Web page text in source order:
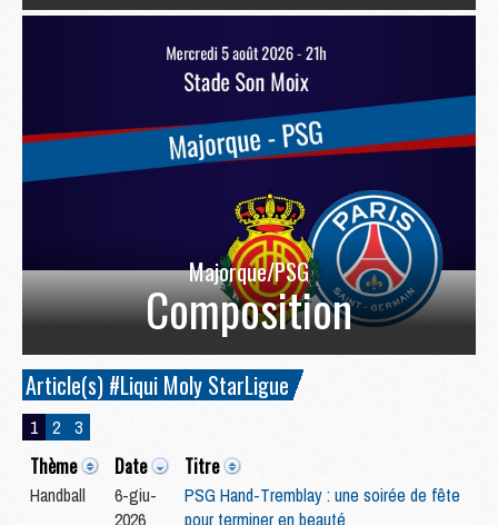
Majorque/PSG
Composition
Article(s) #Liqui Moly StarLigue
1 2 3
Thème Date Titre
Handball
6-giu-
2026
PSG Hand-Tremblay : une soirée de fête
pour terminer en beauté